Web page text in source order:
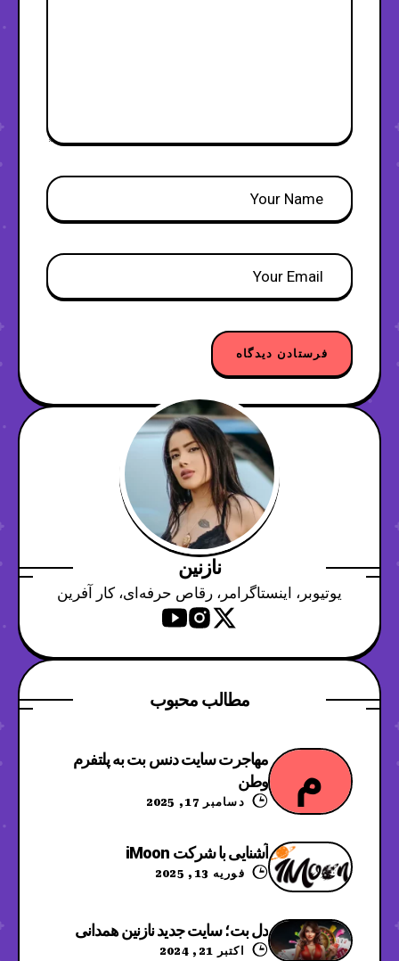
نازنین
یوتیوبر، اینستاگرامر، رقاص حرفه‌ای، کار آفرین
مطالب محبوب
م
مهاجرت سایت دنس بت به پلتفرم
وطن
دسامبر 17, 2025
آشنایی با شرکت iMoon
فوریه 13, 2025
دل بت؛ سایت جدید نازنین همدانی
اکتبر 21, 2024